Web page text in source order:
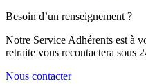
Besoin d’un renseignement ?
Notre Service Adhérents est à
retraite vous recontactera sous
Nous contacter